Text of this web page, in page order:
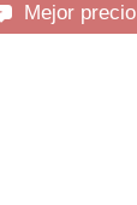
Mejor precio